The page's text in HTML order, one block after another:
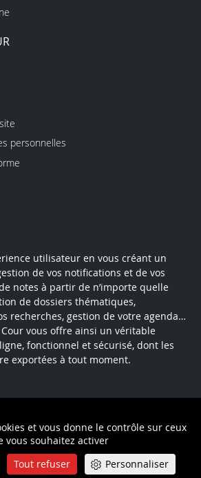
et vous donne le contrôle sur ceux
vous souhaitez activer
Tout refuser Personnaliser
personnelles
utilisateur en vous créant un
de vos notifications et de vos
notes à partir de n’importe quelle
de dossiers thématiques,
recherches, gestion de votre agenda…
vous offre ainsi un véritable
fonctionnel et sécurisé, dont les
exportées à tout moment.
de confidentialité